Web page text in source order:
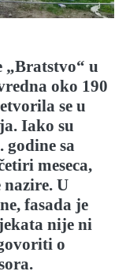
„Bratstvo“ u
oko 190
se u
Iako su
godine sa
meseca,
nazire. U
fasada je
nije ni
o